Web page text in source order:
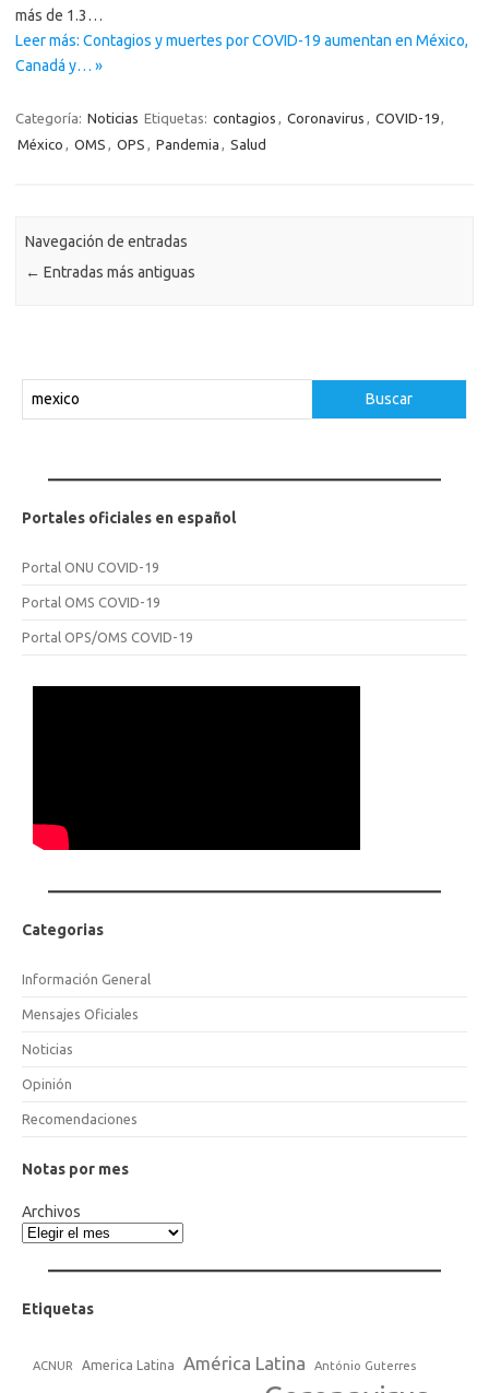
más de 1.3…
Leer más: Contagios y muertes por COVID-19 aumentan en México,
Canadá y… »
Categoría: Noticias Etiquetas: contagios , Coronavirus , COVID-19,
México , OMS , OPS , Pandemia , Salud
Navegación de entradas
← Entradas más antiguas
Buscar Buscar
Portales oficiales en español
Portal ONU COVID-19
Portal OMS COVID-19
Portal OPS/OMS COVID-19
Categorias
Información General
Mensajes Oficiales
Noticias
Opinión
Recomendaciones
Notas por mes
Archivos
Etiquetas
ACNUR America Latina América Latina António Guterres